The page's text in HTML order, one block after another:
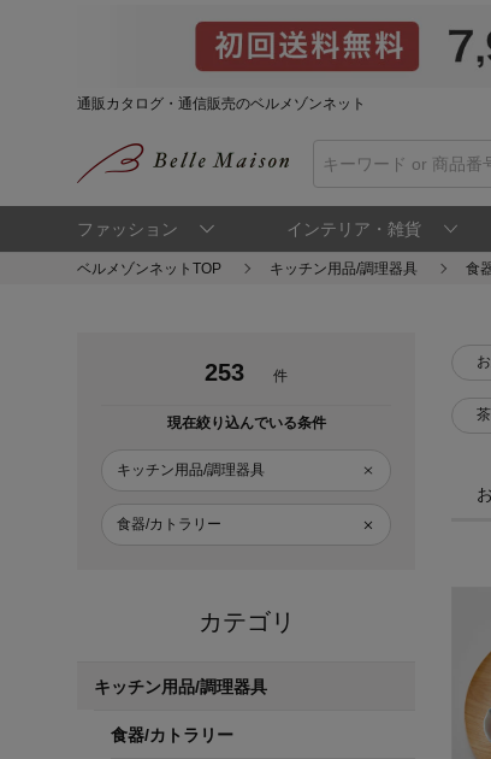
通販カタログ・通信販売のベルメゾンネット
ファッション インテリア・雑貨
ベルメゾンネットTOP キッチン用品/調理器具 食
253 件
現在絞り込んでいる条件
キッチン用品/調理器具
食器/カトラリー
カテゴリ
キッチン用品/調理器具
食器/カトラリー